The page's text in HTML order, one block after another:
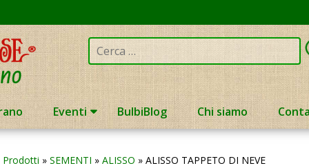
Cerca:
Eventi BulbiBlog Chi siamo
Prodotti » SEMENTI » ALISSO » ALISSO TAPPETO DI NEVE